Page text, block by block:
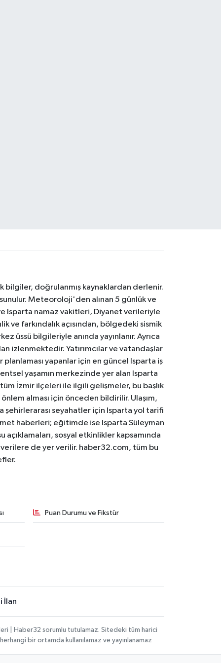
bilgiler, doğrulanmış kaynaklardan derlenir.
Meteoroloji'den alınan 5 günlük ve
Isparta namaz vakitleri, Diyanet verileriyle
ve farkındalık açısından, bölgedeki sismik
üssü bilgileriyle anında yayınlanır. Ayrıca
izlenmektedir. Yatırımcılar ve vatandaşlar
planlaması yapanlar için en güncel Isparta iş
yaşamın merkezinde yer alan Isparta
tüm İzmir ilçeleri ile ilgili gelişmeler, bu başlık
alması için önceden bildirilir. Ulaşım,
şehirlerarası seyahatler için Isparta yol tarifi
haberleri; eğitimde ise Isparta Süleyman
sosyal etkinlikler kapsamında
de yer verilir. haber32.com, tüm bu
Puan Durumu ve Fikstür
İlan
| Haber32 sorumlu tutulamaz. Sitedeki tüm harici
bir ortamda kullanılamaz ve yayınlanamaz